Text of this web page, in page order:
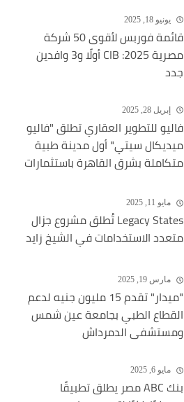
يونيو 18, 2025
قائمة فوربس لأقوى 50 شركة
مصرية 2025: CIB أولًا و3 وافدين
جدد
إبريل 28, 2025
فاليو للتطوير العقاري تطلق "فاليو
ميديكال سيتي" أول مدينة طبية
متكاملة بشرق القاهرة باستثمارات
مايو 11, 2025
Legacy States تُطلق مشروع جزال
متعدد الاستخدامات في الشيخ زايد
مارس 19, 2025
"ميدار" تقدم 15 مليون جنيه لدعم
القطاع الطبي بجامعة عين شمس
ومستشفى الدمرداش
مايو 6, 2025
بنك ABC مصر يطلق تطبيقًا